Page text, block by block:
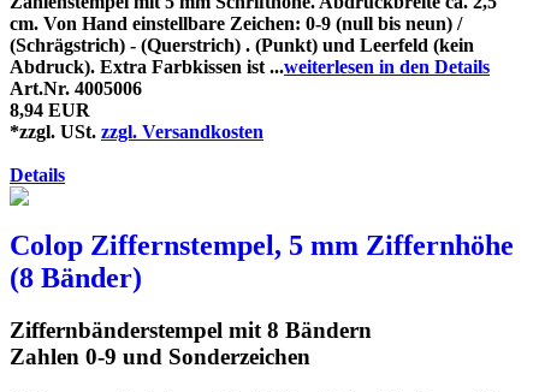
cm. Von Hand einstellbare Zeichen: 0-9 (null bis neun) /
(Schrägstrich) - (Querstrich) . (Punkt) und Leerfeld (kein
Abdruck). Extra Farbkissen ist ...weiterlesen in den Details
Art.Nr. 4005006
8,94 EUR
*zzgl. USt. zzgl. Versandkosten
Details
Colop Ziffernstempel, 5 mm Ziffernhöhe
(8 Bänder)
Ziffernbänderstempel mit 8 Bändern
Zahlen 0-9 und Sonderzeichen